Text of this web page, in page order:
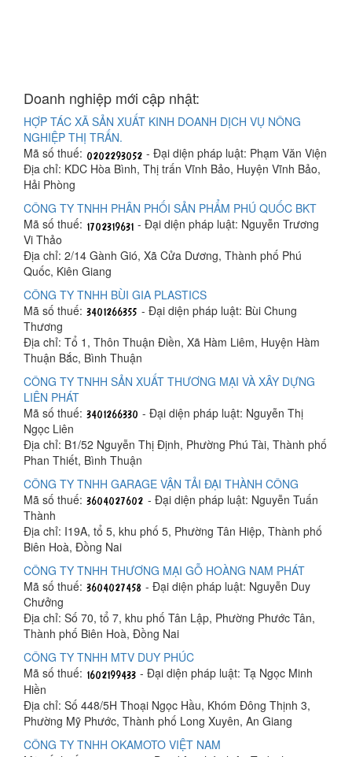
Doanh nghiệp mới cập nhật:
HỢP TÁC XÃ SẢN XUẤT KINH DOANH DỊCH VỤ NÔNG
NGHIỆP THỊ TRẤN.
Mã số thuế:
- Đại diện pháp luật: Phạm Văn Viện
Địa chỉ: KDC Hòa Bình, Thị trấn Vĩnh Bảo, Huyện Vĩnh Bảo,
Hải Phòng
CÔNG TY TNHH PHÂN PHỐI SẢN PHẨM PHÚ QUỐC BKT
Mã số thuế:
- Đại diện pháp luật: Nguyễn Trương
Vi Thảo
Địa chỉ: 2/14 Gành Gió, Xã Cửa Dương, Thành phố Phú
Quốc, Kiên Giang
CÔNG TY TNHH BÙI GIA PLASTICS
Mã số thuế:
- Đại diện pháp luật: Bùi Chung
Thương
Địa chỉ: Tổ 1, Thôn Thuận Điền, Xã Hàm Liêm, Huyện Hàm
Thuận Bắc, Bình Thuận
CÔNG TY TNHH SẢN XUẤT THƯƠNG MẠI VÀ XÂY DỰNG
LIÊN PHÁT
Mã số thuế:
- Đại diện pháp luật: Nguyễn Thị
Ngọc Liên
Địa chỉ: B1/52 Nguyễn Thị Định, Phường Phú Tài, Thành phố
Phan Thiết, Bình Thuận
CÔNG TY TNHH GARAGE VẬN TẢI ĐẠI THÀNH CÔNG
Mã số thuế:
- Đại diện pháp luật: Nguyễn Tuấn
Thành
Địa chỉ: I19A, tổ 5, khu phố 5, Phường Tân Hiệp, Thành phố
Biên Hoà, Đồng Nai
CÔNG TY TNHH THƯƠNG MẠI GỖ HOÀNG NAM PHÁT
Mã số thuế:
- Đại diện pháp luật: Nguyễn Duy
Chưởng
Địa chỉ: Số 70, tổ 7, khu phố Tân Lập, Phường Phước Tân,
Thành phố Biên Hoà, Đồng Nai
CÔNG TY TNHH MTV DUY PHÚC
Mã số thuế:
- Đại diện pháp luật: Tạ Ngọc Minh
Hiền
Địa chỉ: Số 448/5H Thoại Ngọc Hầu, Khóm Đông Thịnh 3,
Phường Mỹ Phước, Thành phố Long Xuyên, An Giang
CÔNG TY TNHH OKAMOTO VIỆT NAM